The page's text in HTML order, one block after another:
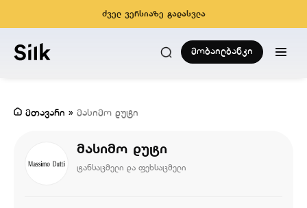
ძველ ვერსიაზე გადასვლა
მობაილბანკი
მთავარი » მასიმო დუტი
მასიმო დუტი
ტანსაცმელი და ფეხსაცმელი